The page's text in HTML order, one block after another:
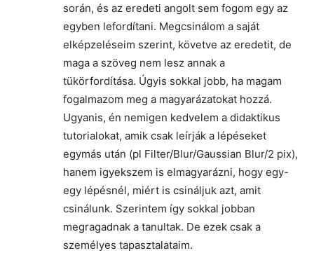
során, és az eredeti angolt sem fogom egy az
egyben lefordítani. Megcsinálom a saját
elképzeléseim szerint, követve az eredetit, de
maga a szöveg nem lesz annak a
tükörfordítása. Úgyis sokkal jobb, ha magam
fogalmazom meg a magyarázatokat hozzá.
Ugyanis, én nemigen kedvelem a didaktikus
tutorialokat, amik csak leírják a lépéseket
egymás után (pl Filter/Blur/Gaussian Blur/2 pix),
hanem igyekszem is elmagyarázni, hogy egy-
egy lépésnél, miért is csináljuk azt, amit
csinálunk. Szerintem így sokkal jobban
megragadnak a tanultak. De ezek csak a
személyes tapasztalataim.